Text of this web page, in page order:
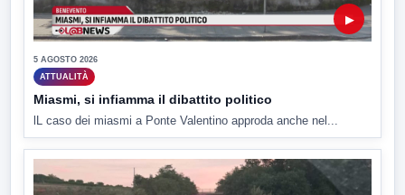
▶
5 AGOSTO 2026
ATTUALITÀ
Miasmi, si infiamma il dibattito politico
lL caso dei miasmi a Ponte Valentino approda anche nel...